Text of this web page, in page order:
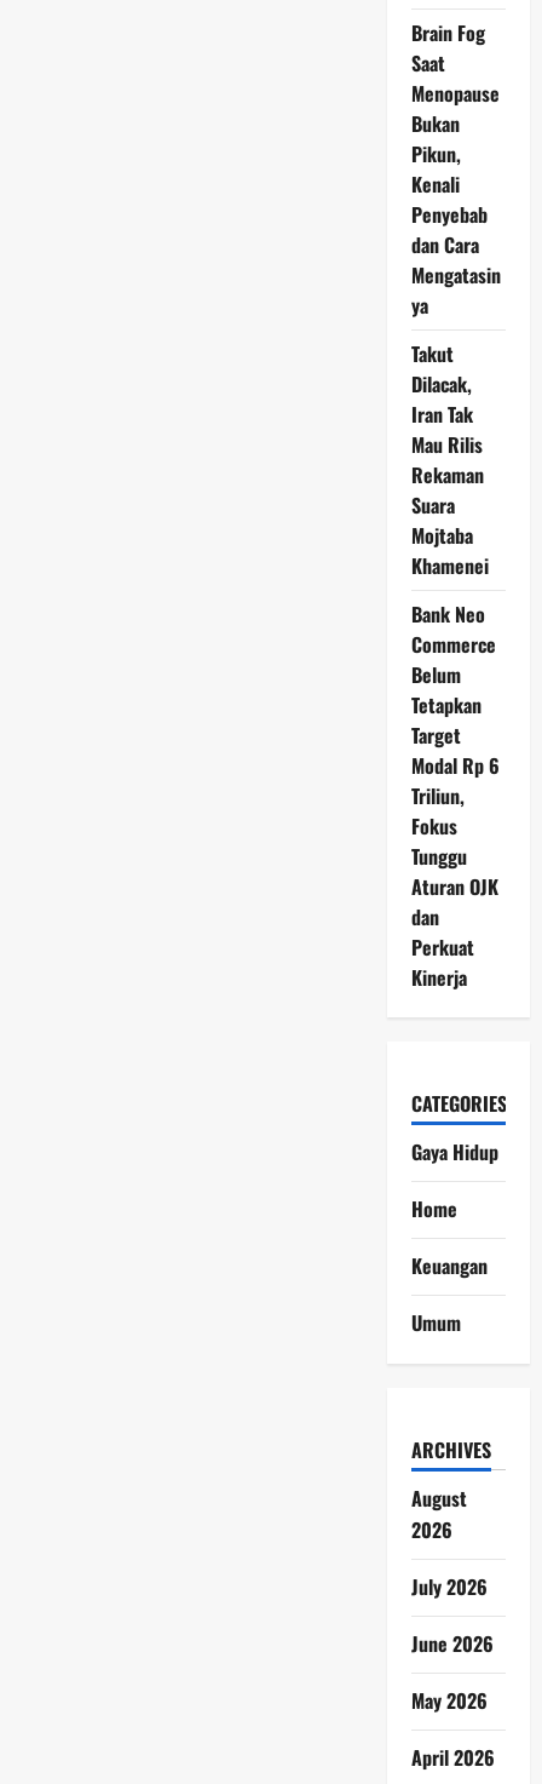
Brain Fog
Saat
Menopause
Bukan
Pikun,
Kenali
Penyebab
dan Cara
Mengatasin
ya
Takut
Dilacak,
Iran Tak
Mau Rilis
Rekaman
Suara
Mojtaba
Khamenei
Bank Neo
Commerce
Belum
Tetapkan
Target
Modal Rp 6
Triliun,
Fokus
Tunggu
Aturan OJK
dan
Perkuat
Kinerja
CATEGORIES
Gaya Hidup
Home
Keuangan
Umum
ARCHIVES
August
2026
July 2026
June 2026
May 2026
April 2026